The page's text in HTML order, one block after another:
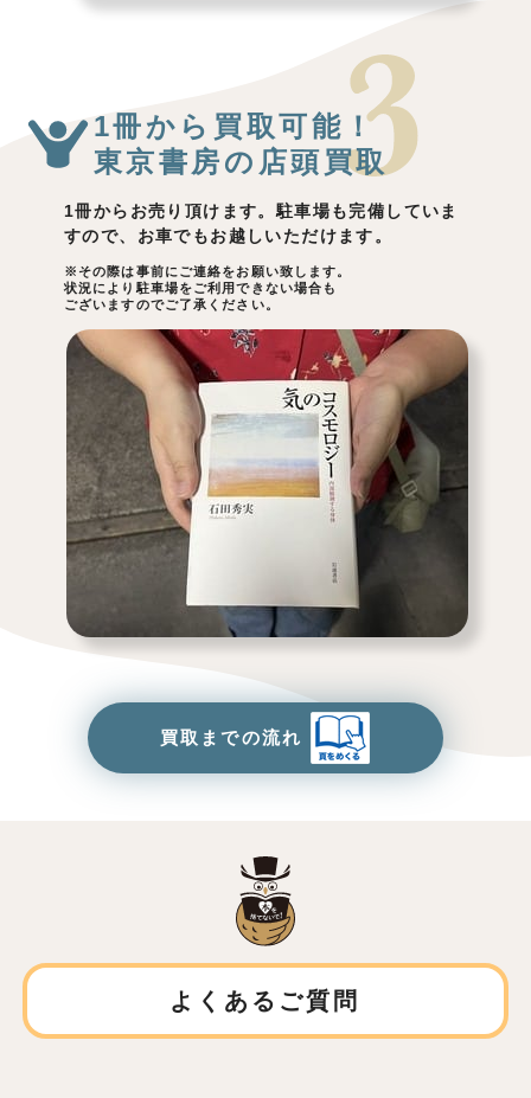
1冊から買取可能！
東京書房の店頭買取
1冊からお売り頂けます。駐車場も完備していま
すので、お車でもお越しいただけます。
※その際は事前にご連絡をお願い致します。
状況により駐車場をご利用できない場合も
ございますのでご了承ください。
買取までの流れ
よくあるご質問